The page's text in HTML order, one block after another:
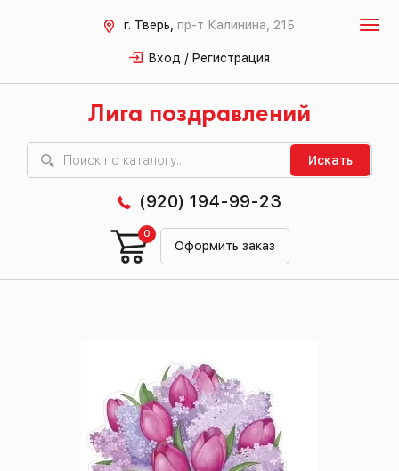
г. Тверь, пр-т Калинина, 21Б
Вход / Регистрация
Лига поздравлений
Искать
(920) 194-99-23
Оформить заказ
0